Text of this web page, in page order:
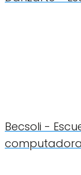
Becsoli -